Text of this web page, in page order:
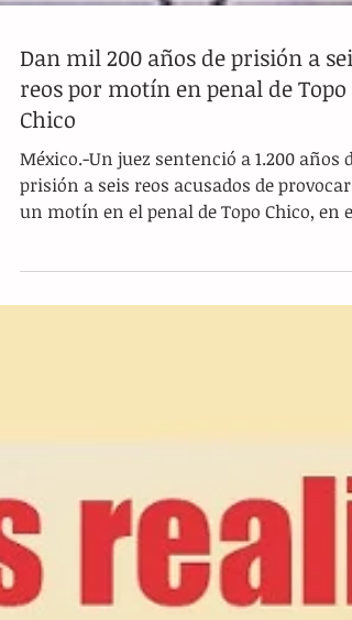
Dan mil 200 años de prisión a seis
reos por motín en penal de Topo
Chico
México.-Un juez sentenció a 1.200 años de
prisión a seis reos acusados de provocar